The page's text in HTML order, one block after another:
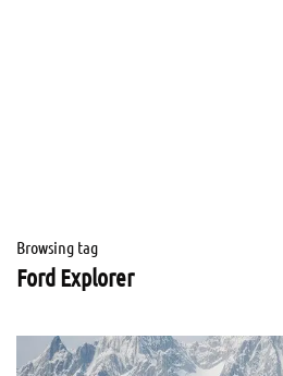
Browsing tag
Ford Explorer